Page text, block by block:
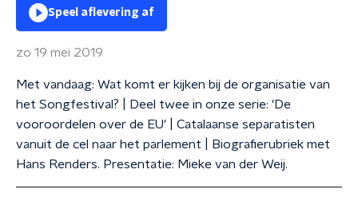
Speel aflevering af
zo 19 mei 2019
Met vandaag: Wat komt er kijken bij de organisatie van
het Songfestival? | Deel twee in onze serie: 'De
vooroordelen over de EU' | Catalaanse separatisten
vanuit de cel naar het parlement | Biografierubriek met
Hans Renders. Presentatie: Mieke van der Weij.